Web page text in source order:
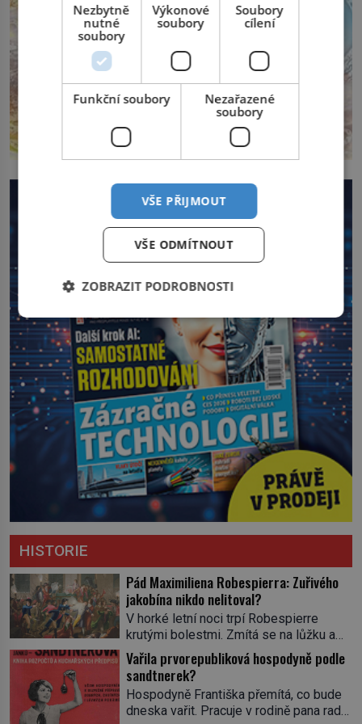
HISTORIE
Pád Maximiliena Robespierra: Zuřivého
jakobína nikdo nelitoval?
V horké letní noci trpí Robespierre
krutými bolestmi. Zmítá se na lůžku a
hlavou mu víří kolotoč myšlenek. Když
se probere z mdlob, vzpomene si na
jednu z pařížských jasnovidek, kterou
před lety navštívil. Prorokovala mu
tragický osud. Tehdy se jí vysmál.
Vařila prvorepubliková hospodyně podle
sandtnerek?
Hospodyně Františka přemítá, co bude
dneska vařit. Pracuje v rodině pana rady
Nezbytně
nutné
soubory
Výkonové
soubory
Soubory
cílení
Funkční soubory
Nezařazené
soubory
VŠE PŘIJMOUT
VŠE ODMÍTNOUT
ZOBRAZIT PODROBNOSTI